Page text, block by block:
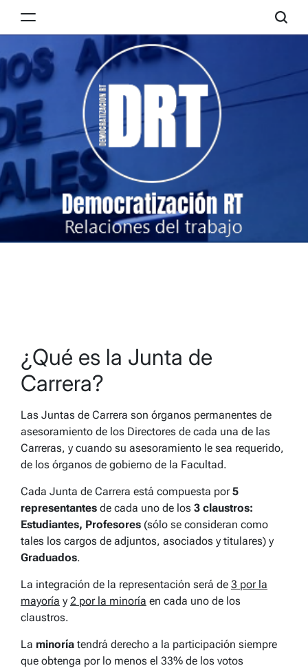
RT
¿Qué es la Junta de
Carrera?
Las Juntas de Carrera son órganos permanentes de
asesoramiento de los Directores de cada una de las
Carreras, y cuando su asesoramiento le sea requerido,
de los órganos de gobierno de la Facultad.
Cada Junta de Carrera está compuesta por5
representantes de cada uno de los 3 claustros:
Estudiantes, Profesores (sólo se consideran como
tales los cargos de adjuntos, asociados y titulares) y
Graduados.
La integración de la representación será de 3 por la
mayoría y 2 por la minoría en cada uno de los
claustros.
La minoría tendrá derecho a la participación siempre
que obtenga por lo menos el 33% de los votos